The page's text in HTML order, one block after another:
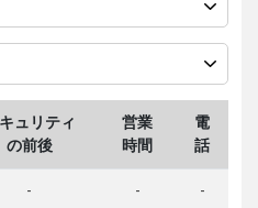
ュリティ
の前後
営業
時間
電
話
- - -